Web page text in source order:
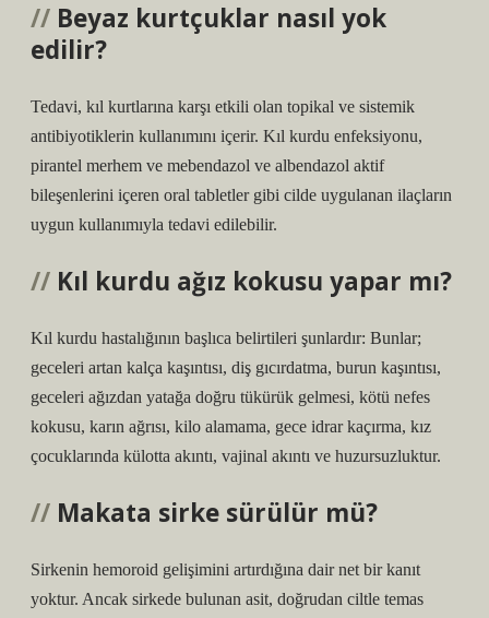
Beyaz kurtçuklar nasıl yok
edilir?
Tedavi, kıl kurtlarına karşı etkili olan topikal ve sistemik
antibiyotiklerin kullanımını içerir. Kıl kurdu enfeksiyonu,
pirantel merhem ve mebendazol ve albendazol aktif
bileşenlerini içeren oral tabletler gibi cilde uygulanan ilaçların
uygun kullanımıyla tedavi edilebilir.
Kıl kurdu ağız kokusu yapar mı?
Kıl kurdu hastalığının başlıca belirtileri şunlardır: Bunlar;
geceleri artan kalça kaşıntısı, diş gıcırdatma, burun kaşıntısı,
geceleri ağızdan yatağa doğru tükürük gelmesi, kötü nefes
kokusu, karın ağrısı, kilo alamama, gece idrar kaçırma, kız
çocuklarında külotta akıntı, vajinal akıntı ve huzursuzluktur.
Makata sirke sürülür mü?
Sirkenin hemoroid gelişimini artırdığına dair net bir kanıt
yoktur. Ancak sirkede bulunan asit, doğrudan ciltle temas